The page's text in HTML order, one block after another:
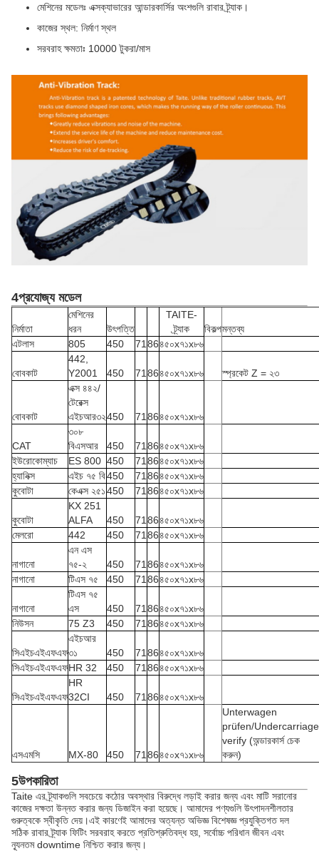
মেশিনের মডেলঃ এক্সক্যাভারের আন্ডারকার্সির অংশগুলি রাবার ট্র্যাক।
কাজের স্থল: নির্মাণ স্থল
সরবরাহ ক্ষমতাঃ 10000 টুকরা/মাস
4প্রযোজ্য মডেল
নির্মাতা
মেশিনের
ধরন
উৎপত্তি
TAITE-
ট্র্যাক
বিকল্পমন্তব্য
এটলাস
805 450 71 86৪৫০x৭১x৮৬
বোবকাট
442,
Y2001
450 71 86৪৫০x৭১x৮৬ স্প্রকেট Z = ২৩
বোবকাট
এক্স ৪৪২/
টেরেক্স
এইচআর৩২450 71 86৪৫০x৭১x৮৬
CAT
৩০৮
বিএসআর
450 71 86৪৫০x৭১x৮৬
ইউরোকোম্যাচ
ES 800 450 71 86৪৫০x৭১x৮৬
হ্যানিক্স
এইচ ৭৫ বি450 71 86৪৫০x৭১x৮৬
কুবোটা
কেএক্স ২৫১450 71 86৪৫০x৭১x৮৬
কুবোটা
KX 251
ALFA
450 71 86৪৫০x৭১x৮৬
মেলরো
442 450 71 86৪৫০x৭১x৮৬
নাগানো
এন এস
৭৫-২
450 71 86৪৫০x৭১x৮৬
নাগানো
টিএস ৭৫ 450 71 86৪৫০x৭১x৮৬
নাগানো
টিএস ৭৫
এস
450 71 86৪৫০x৭১x৮৬
নিউসন
75 Z3 450 71 86৪৫০x৭১x৮৬
সিএইচএইএফএফ
এইচআর
৩১
450 71 86৪৫০x৭১x৮৬
সিএইচএইএফএফHR 32 450 71 86৪৫০x৭১x৮৬
সিএইচএইএফএফ
HR
32CI
450 71 86৪৫০x৭১x৮৬
এসএমসি MX-80 450 71 86৪৫০x৭১x৮৬
Unterwagen
prüfen/Undercarriage
verify (অন্ডারকার্স চেক
করুন)
5উপকারিতা
Taite এর ট্র্যাকগুলি সবচেয়ে কঠোর অবস্থার বিরুদ্ধে লড়াই করার জন্য এবং মাটি সরানোর
কাজের দক্ষতা উন্নত করার জন্য ডিজাইন করা হয়েছে। আমাদের পণ্যগুলি উৎপাদনশীলতার
গুরুত্বকে স্বীকৃতি দেয়।এই কারণেই আমাদের অত্যন্ত অভিজ্ঞ বিশেষজ্ঞ প্রযুক্তিগত দল
সঠিক রাবার ট্র্যাক ফিটিং সরবরাহ করতে প্রতিশ্রুতিবদ্ধ হয়, সর্বোচ্চ পরিধান জীবন এবং
ন্যূনতম downtime নিশ্চিত করার জন্য।